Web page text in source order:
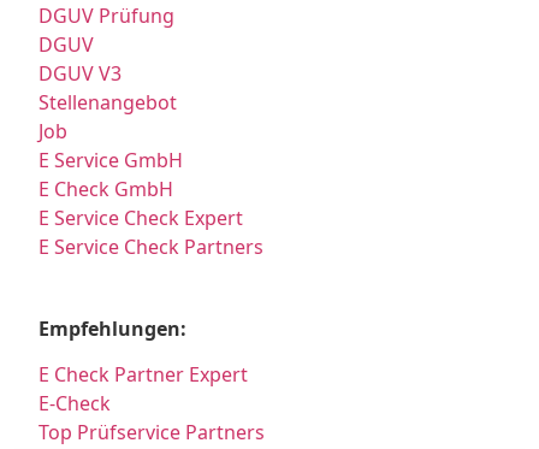
DGUV Prüfung
DGUV
DGUV V3
Stellenangebot
Job
E Service GmbH
E Check GmbH
E Service Check Expert
E Service Check Partners
Empfehlungen:
E Check Partner Expert
E-Check
Top Prüfservice Partners